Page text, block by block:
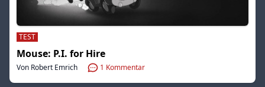
TEST
Mouse: P.I. for Hire
Von Robert Emrich 1 Kommentar